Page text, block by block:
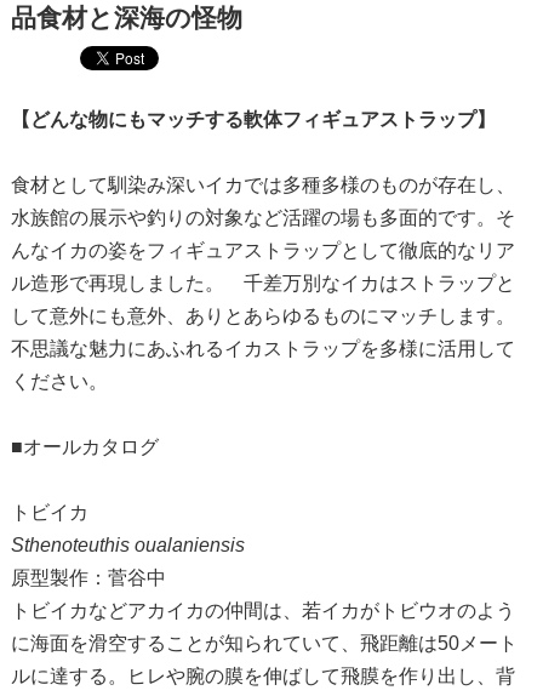
品食材と深海の怪物
【どんな物にもマッチする軟体フィギュアストラップ】
食材として馴染み深いイカでは多種多様のものが存在し、
水族館の展示や釣りの対象など活躍の場も多面的です。そ
んなイカの姿をフィギュアストラップとして徹底的なリア
ル造形で再現しました。 千差万別なイカはストラップと
して意外にも意外、ありとあらゆるものにマッチします。
不思議な魅力にあふれるイカストラップを多様に活用して
ください。
■オールカタログ
トビイカ
Sthenoteuthis oualaniensis
原型製作：菅谷中
トビイカなどアカイカの仲間は、若イカがトビウオのよう
に海面を滑空することが知られていて、飛距離は50メート
ルに達する。ヒレや腕の膜を伸ばして飛膜を作り出し、背